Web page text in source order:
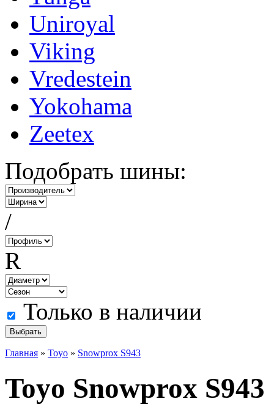
Uniroyal
Viking
Vredestein
Yokohama
Zeetex
Подобрать шины:
/
R
Только в наличии
Главная » Toyo » Snowprox S943
Toyo Snowprox S943